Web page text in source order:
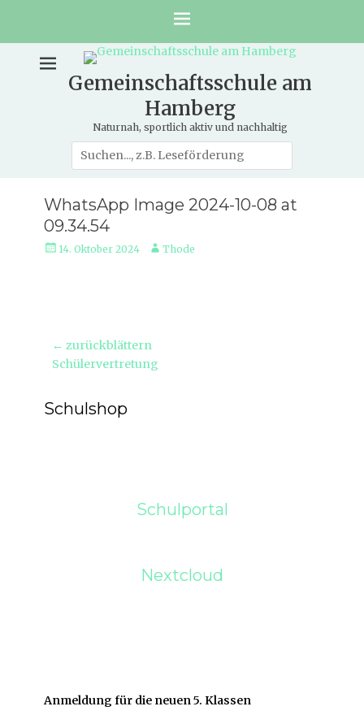
Gemeinschaftsschule am
Hamberg
Naturnah, sportlich aktiv und nachhaltig
Suche
nach:
WhatsApp Image 2024-10-08 at
09.34.54
Veröffentlicht
14. Oktober 2024 AutorThode
Beitragsnavigation
← zurückblättern
Vorheriger
Schülervertretung
Schulshop
Schulportal
Nextcloud
Anmeldung für die neuen 5. Klassen